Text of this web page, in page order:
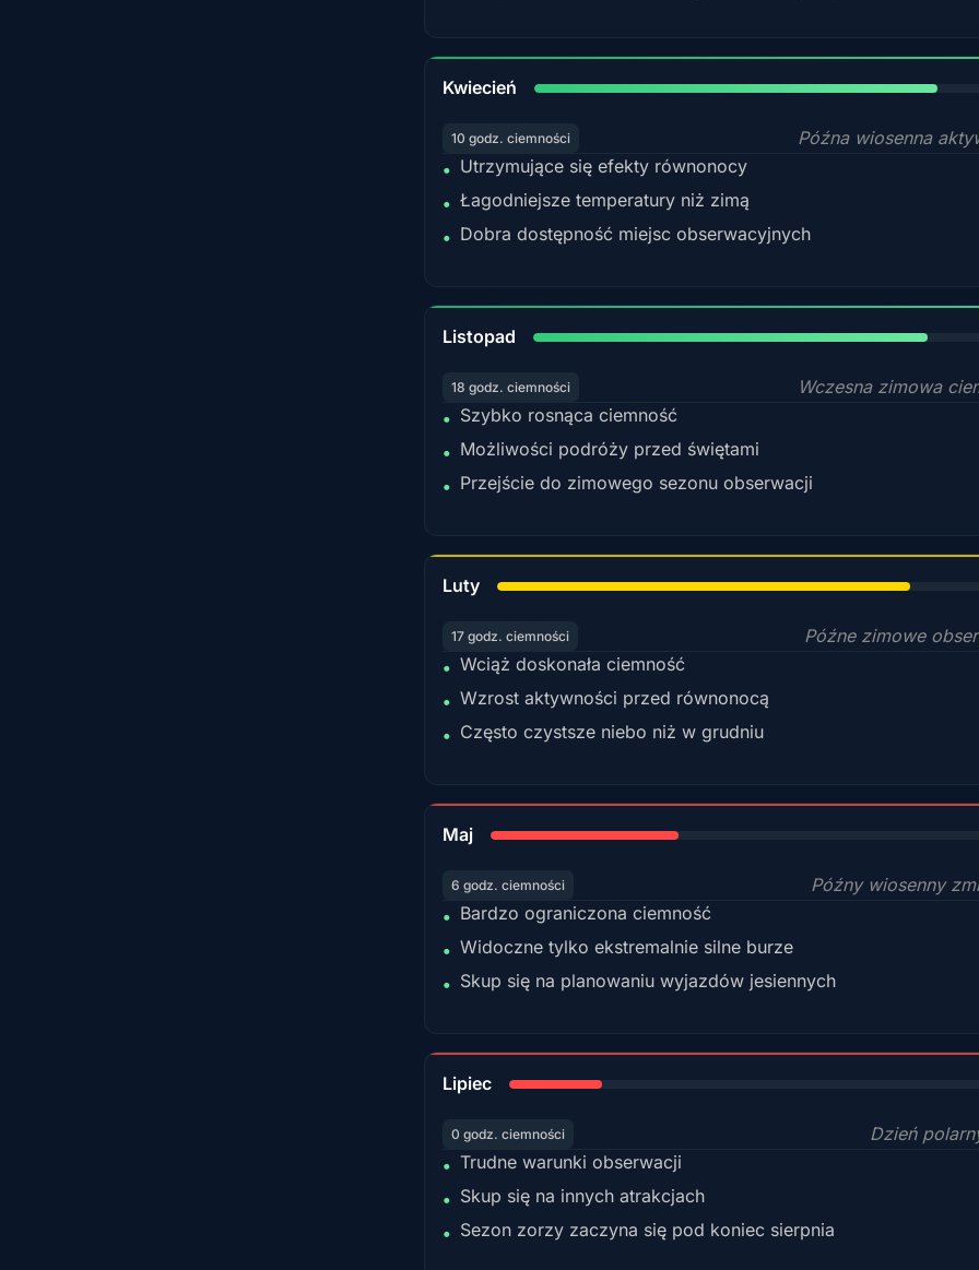
Kwiecień
10 godz. ciemności
Późna wiosenna
• Utrzymujące się efekty równonocy
• Łagodniejsze temperatury niż zimą
• Dobra dostępność miejsc obserwacyjnych
Listopad
18 godz. ciemności
Wczesna zimowa
• Szybko rosnąca ciemność
• Możliwości podróży przed świętami
• Przejście do zimowego sezonu obserwacji
Luty
17 godz. ciemności
Późne zimowe
• Wciąż doskonała ciemność
• Wzrost aktywności przed równonocą
• Często czystsze niebo niż w grudniu
Maj
6 godz. ciemności
Późny wiosenny
• Bardzo ograniczona ciemność
• Widoczne tylko ekstremalnie silne burze
• Skup się na planowaniu wyjazdów jesiennych
Lipiec
0 godz. ciemności
Dzień
• Trudne warunki obserwacji
• Skup się na innych atrakcjach
• Sezon zorzy zaczyna się pod koniec sierpnia